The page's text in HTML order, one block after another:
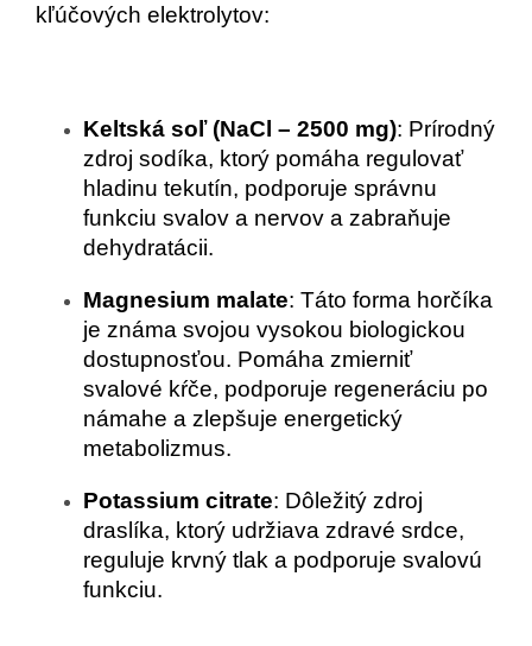
kľúčových elektrolytov:
Keltská soľ (NaCl – 2500 mg): Prírodný
zdroj sodíka, ktorý pomáha regulovať
hladinu tekutín, podporuje správnu
funkciu svalov a nervov a zabraňuje
dehydratácii.
Magnesium malate: Táto forma horčíka
je známa svojou vysokou biologickou
dostupnosťou. Pomáha zmierniť
svalové kŕče, podporuje regeneráciu po
námahe a zlepšuje energetický
metabolizmus.
Potassium citrate: Dôležitý zdroj
draslíka, ktorý udržiava zdravé srdce,
reguluje krvný tlak a podporuje svalovú
funkciu.